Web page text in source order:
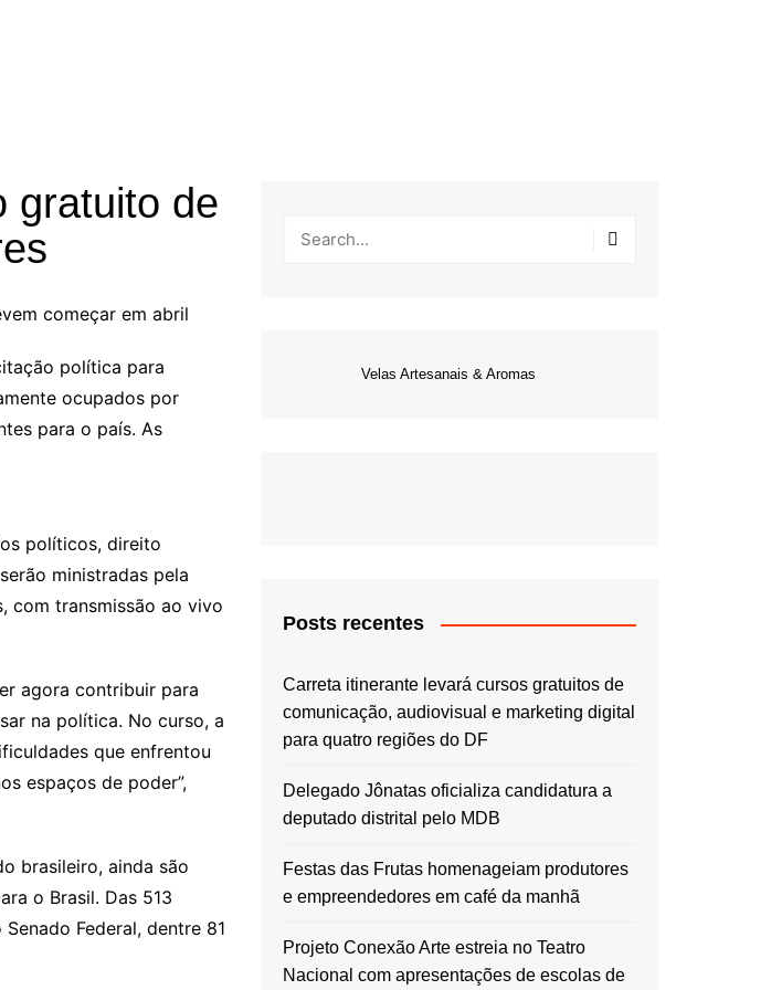
gratuito de
começar em abril
política para
ocupados por
para o país. As
políticos, direito
ministradas pela
com transmissão ao vivo
agora contribuir para
na política. No curso, a
que enfrentou
espaços de poder”,
brasileiro, ainda são
o Brasil. Das 513
Federal, dentre 81
Velas Artesanais & Aromas
Posts recentes
Carreta itinerante levará cursos gratuitos de
comunicação, audiovisual e marketing digital
para quatro regiões do DF
Delegado Jônatas oficializa candidatura a
deputado distrital pelo MDB
Festas das Frutas homenageiam produtores
e empreendedores em café da manhã
Projeto Conexão Arte estreia no Teatro
Nacional com apresentações de escolas de